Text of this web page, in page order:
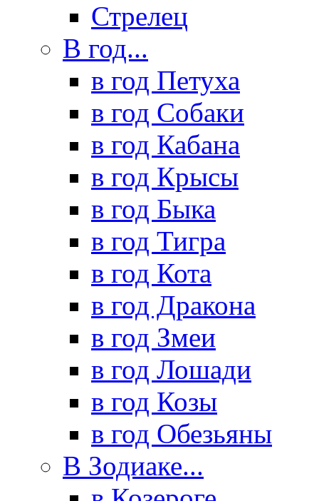
Стрелец
В год...
в год Петуха
в год Собаки
в год Кабана
в год Крысы
в год Быка
в год Тигра
в год Кота
в год Дракона
в год Змеи
в год Лошади
в год Козы
в год Обезьяны
В Зодиаке...